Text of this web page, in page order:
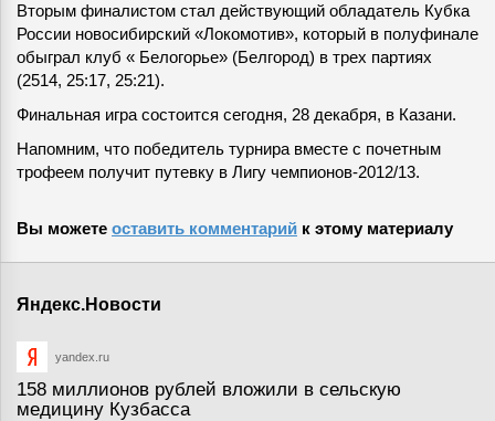
Вторым финалистом стал действующий обладатель Кубка
России новосибирский «Локомотив», который в полуфинале
обыграл клуб « Белогорье» (Белгород) в трех партиях
(2514, 25:17, 25:21).
Финальная игра состоится сегодня, 28 декабря, в Казани.
Напомним, что победитель турнира вместе с почетным
трофеем получит путевку в Лигу чемпионов-2012/13.
Вы можете оставить комментарий к этому материалу
Яндекс.Новости
yandex.ru
158 миллионов рублей вложили в сельскую
медицину Кузбасса